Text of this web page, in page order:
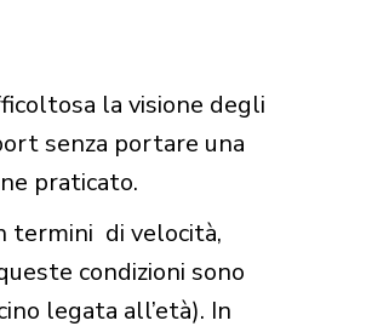
la visione degli
senza portare una
praticato.
termini di velocità,
condizioni sono
legata all’età). In